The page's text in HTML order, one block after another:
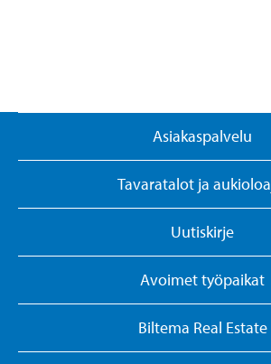
Asiakaspalvelu
Tavaratalot ja
Uutiskirje
Avoimet työpaikat
Biltema Real Estate